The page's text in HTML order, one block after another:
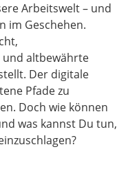
Arbeitswelt – und
im Geschehen.
altbewährte
Der digitale
Pfade zu
Doch wie können
was kannst Du tun,